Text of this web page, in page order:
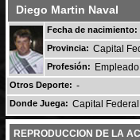
Diego Martin Naval
Fecha de nacimiento:
Provincia: Capital
Profesión:
Empleado
Otros Deporte: -
Donde Juega: Capital
REPRODUCCION DE LA